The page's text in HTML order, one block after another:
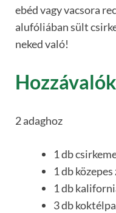
ebéd vagy vacsora
alufóliában sült
neked való!
2 adaghoz
1 db
1 db
1 db
3 db